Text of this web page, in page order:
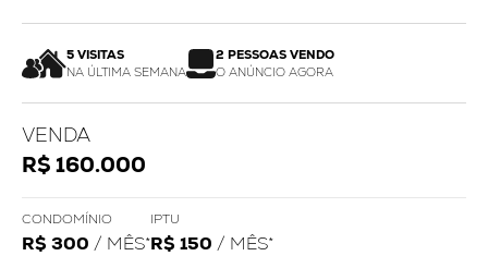
5 VISITAS
NA ÚLTIMA SEMANA
2 PESSOAS VENDO
O ANÚNCIO AGORA
VENDA
R$ 160.000
CONDOMÍNIO
R$ 300 / MÊS*
IPTU
R$ 150 / MÊS*